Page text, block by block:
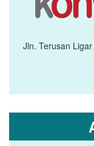
Jln. Terusan